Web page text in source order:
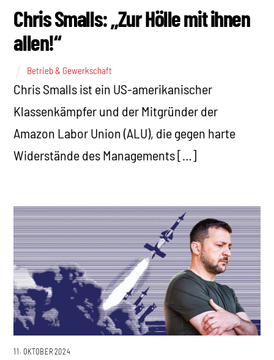
Chris Smalls: „Zur Hölle mit ihnen
allen!“
Betrieb & Gewerkschaft
Chris Smalls ist ein US-amerikanischer
Klassenkämpfer und der Mitgründer der
Amazon Labor Union (ALU), die gegen harte
Widerstände des Managements […]
11. OKTOBER 2024